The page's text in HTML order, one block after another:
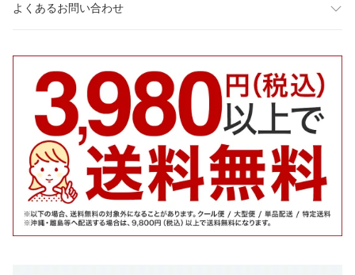
よくあるお問い合わせ